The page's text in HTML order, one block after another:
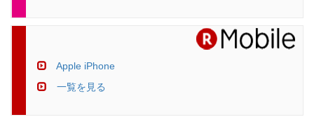
Apple iPhone
一覧を見る